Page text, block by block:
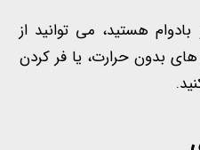
هستید، می توانید از
بدون حرارت، یا فر کردن